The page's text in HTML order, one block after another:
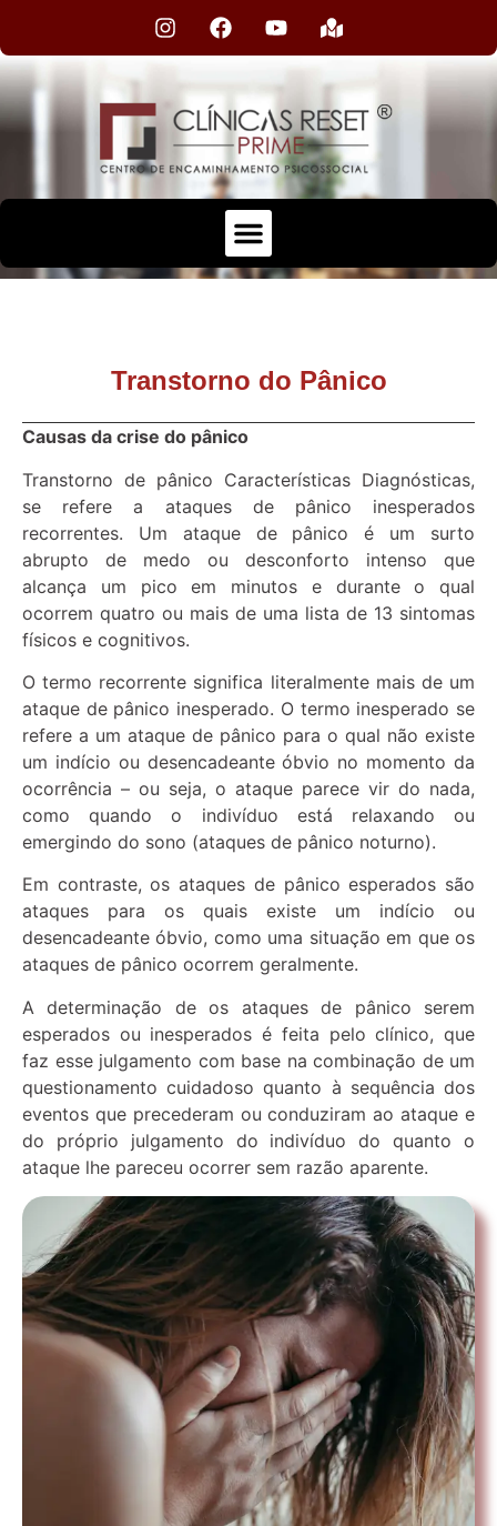
Transtorno do Pânico
Causas da crise do pânico
Transtorno de pânico Características Diagnósticas,
se refere a ataques de pânico inesperados
recorrentes. Um ataque de pânico é um surto
abrupto de medo ou desconforto intenso que
alcança um pico em minutos e durante o qual
ocorrem quatro ou mais de uma lista de 13 sintomas
físicos e cognitivos.
O termo recorrente significa literalmente mais de um
ataque de pânico inesperado. O termo inesperado se
refere a um ataque de pânico para o qual não existe
um indício ou desencadeante óbvio no momento da
ocorrência – ou seja, o ataque parece vir do nada,
como quando o indivíduo está relaxando ou
emergindo do sono (ataques de pânico noturno).
Em contraste, os ataques de pânico esperados são
ataques para os quais existe um indício ou
desencadeante óbvio, como uma situação em que os
ataques de pânico ocorrem geralmente.
A determinação de os ataques de pânico serem
esperados ou inesperados é feita pelo clínico, que
faz esse julgamento com base na combinação de um
questionamento cuidadoso quanto à sequência dos
eventos que precederam ou conduziram ao ataque e
do próprio julgamento do indivíduo do quanto o
ataque lhe pareceu ocorrer sem razão aparente.